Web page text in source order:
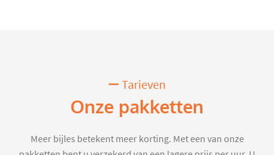
Tarieven
Onze pakketten
Meer bijles betekent meer korting. Met een van onze